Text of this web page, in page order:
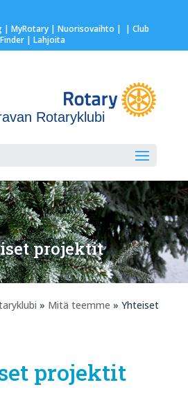
| MyRotary | Nuorisovaihto | | Club
Finder| Lahjoita
Rotaryklubi
projektit
» Mitä teemme » Yhteiset
projektit